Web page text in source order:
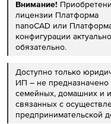
Внимание!
лицензии Платформа
nanoCAD или
конфигурации
обязательно.
Доступно только
ИП – не предназначено
семейных, домашних и
связанных с
предпринимательской